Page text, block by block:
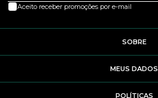
Aceito receber promoções por e-mail
SOBRE
MEUS DADOS
POLÍTICAS